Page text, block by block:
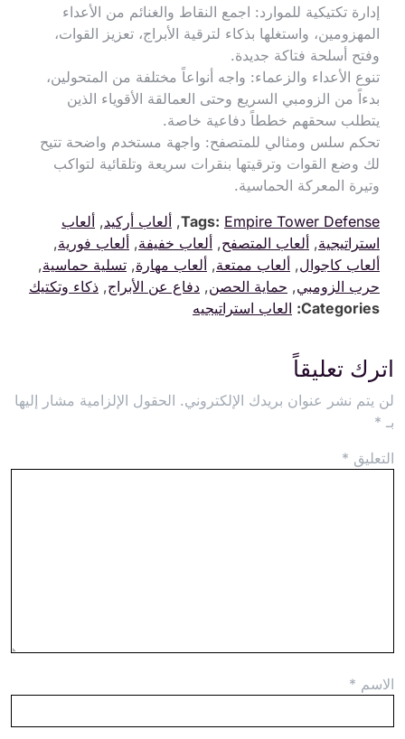
إدارة تكتيكية للموارد: اجمع النقاط والغنائم من الأعداء
المهزومين، واستغلها بذكاء لترقية الأبراج، تعزيز القوات،
وفتح أسلحة فتاكة جديدة.
تنوع الأعداء والزعماء: واجه أنواعاً مختلفة من المتحولين،
بدءاً من الزومبي السريع وحتى العمالقة الأقوياء الذين
يتطلب سحقهم خططاً دفاعية خاصة.
تحكم سلس ومثالي للمتصفح: واجهة مستخدم واضحة تتيح
لك وضع القوات وترقيتها بنقرات سريعة وتلقائية لتواكب
وتيرة المعركة الحماسية.
Tags: Empire Tower Defense
, ألعاب أركيد, ألعاب
استراتيجية, ألعاب المتصفح, ألعاب خفيفة, ألعاب فورية,
ألعاب كاجوال, ألعاب ممتعة, ألعاب مهارة, تسلية حماسية,
حرب الزومبي, حماية الحصن, دفاع عن الأبراج, ذكاء وتكتيك
Categories: العاب استراتيجيه
اترك تعليقاً
لن يتم نشر عنوان بريدك الإلكتروني. الحقول الإلزامية مشار إليها
بـ *
التعليق *
الاسم *